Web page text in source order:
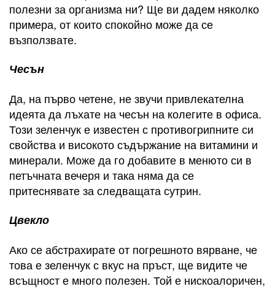
полезни за организма ни? Ще ви дадем няколко
примера, от които спокойно може да се
възползвате.
Чесън
Да, на първо четене, не звучи привлекателна
идеята да лъхате на чесън на колегите в офиса.
Този зеленчук е известен с противогрипните си
свойства и високото съдържание на витамини и
минерали. Може да го добавите в менюто си в
петъчната вечеря и така няма да се
притеснявате за следващата сутрин.
Цвекло
Ако се абстрахирате от погрешното вярване, че
това е зеленчук с вкус на пръст, ще видите че
всъщност е много полезен. Той е нискоалоричен,